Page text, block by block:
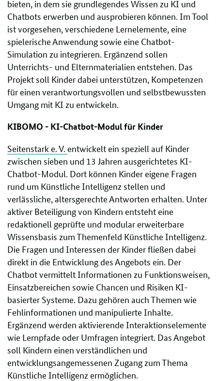
bieten, in dem sie grundlegendes Wissen zu KI und
Chatbots erwerben und ausprobieren können. Im Tool
ist vorgesehen, verschiedene Lernelemente, eine
spielerische Anwendung sowie eine Chatbot-
Simulation zu integrieren. Ergänzend sollen
Unterrichts- und Elternmaterialien entstehen. Das
Projekt soll Kinder dabei unterstützen, Kompetenzen
für einen verantwortungsvollen und selbstbewussten
Umgang mit KI zu entwickeln.
KIBOMO - KI-Chatbot-Modul für Kinder
Seitenstark e. V. entwickelt ein speziell auf Kinder
zwischen sieben und 13 Jahren ausgerichtetes KI-
Chatbot-Modul. Dort können Kinder eigene Fragen
rund um Künstliche Intelligenz stellen und
verlässliche, altersgerechte Antworten erhalten. Unter
aktiver Beteiligung von Kindern entsteht eine
redaktionell geprüfte und modular erweiterbare
Wissensbasis zum Themenfeld Künstliche Intelligenz.
Die Fragen und Interessen der Kinder fließen dabei
direkt in die Entwicklung des Angebots ein. Der
Chatbot vermittelt Informationen zu Funktionsweisen,
Einsatzbereichen sowie Chancen und Risiken KI-
basierter Systeme. Dazu gehören auch Themen wie
Fehlinformationen und manipulierte Inhalte.
Ergänzend werden aktivierende Interaktionselemente
wie Lernpfade oder Umfragen integriert. Das Angebot
soll Kindern einen verständlichen und
entwicklungsangemessenen Zugang zum Thema
Künstliche Intelligenz ermöglichen.